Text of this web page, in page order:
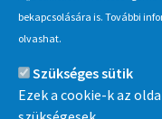
Érdekel
Információ
bekapcsolására is. További
olvashat.
Szükséges sütik
Ezek a cookie-k az